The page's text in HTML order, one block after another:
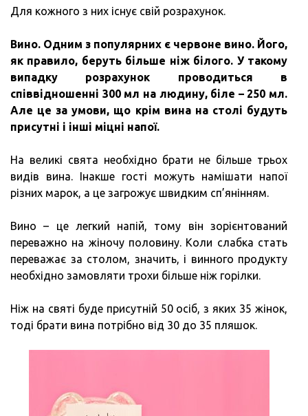
Для кожного з них існує свій розрахунок.
Вино. Одним з популярних є червоне вино. Його,
як правило, беруть більше ніж білого. У такому
випадку розрахунок проводиться в
співвідношенні 300 мл на людину, біле – 250 мл.
Але це за умови, що крім вина на столі будуть
присутні і інші міцні напої.
На великі свята необхідно брати не більше трьох
видів вина. Інакше гості можуть намішати напої
різних марок, а це загрожує швидким сп’янінням.
Вино – це легкий напій, тому він зорієнтований
переважно на жіночу половину. Коли слабка стать
переважає за столом, значить, і винного продукту
необхідно замовляти трохи більше ніж горілки.
Ніж на святі буде присутній 50 осіб, з яких 35 жінок,
тоді брати вина потрібно від 30 до 35 пляшок.